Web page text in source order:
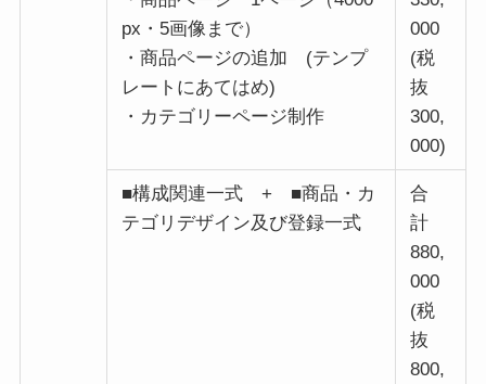
px・5画像まで）
・商品ページの追加 (テンプ
レートにあてはめ)
・カテゴリーページ制作
000
(税
抜
300,
000)
■構成関連一式 + ■商品・カ
テゴリデザイン及び登録一式
合
計
880,
000
(税
抜
800,